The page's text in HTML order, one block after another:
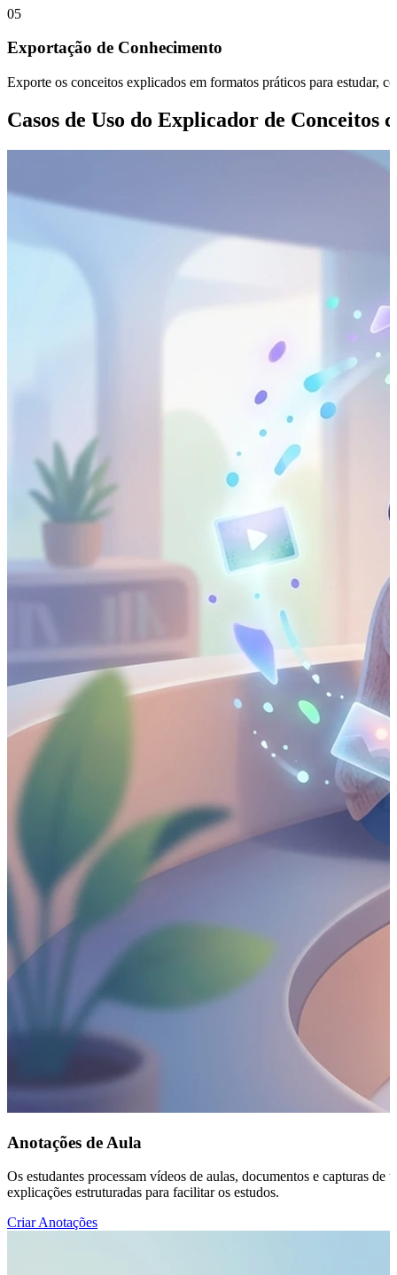
05
Exportação de Conhecimento
Exporte os conceitos explicados em formatos práticos para estudar,
Casos de Uso do Explicador de Conceitos
Anotações de Aula
Os estudantes processam vídeos de aulas, documentos e capturas
explicações estruturadas para facilitar os estudos.
Criar Anotações